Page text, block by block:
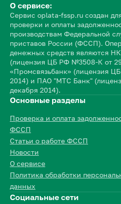
О сервисе:
Сервис oplata-fssp.ru создан
проверки и оплаты
производствам Федеральной
приставов России (ФССП).
денежных средств являются
(лицензия ЦБ РФ №3508-К от
«Промсвязьбанк» (лицензия
2014) и ПАО "МТС Банк"
декабря 2014).
Основные разделы
Проверка и оплата
ФССП
Статьи о работе ФССП
Новости
О сервисе
Политика обработки
данных
Социальные сети